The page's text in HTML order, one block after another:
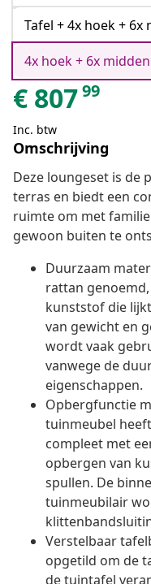
Tafel + 4x hoek + 6x
4x hoek + 6x
€ 80799
Inc. btw
Omschrijving
Deze loungeset is de
terras en biedt een
ruimte om met
gewoon buiten te
Duurzaam
rattan
kunststof die
van gewicht en
wordt vaak
vanwege de
eigenschappen.
Opbergfunctie
tuinmeubel
compleet met
opbergen van
spullen. De
tuinmeubilair
Verstelbaar
opgetild om de
de tuintafel